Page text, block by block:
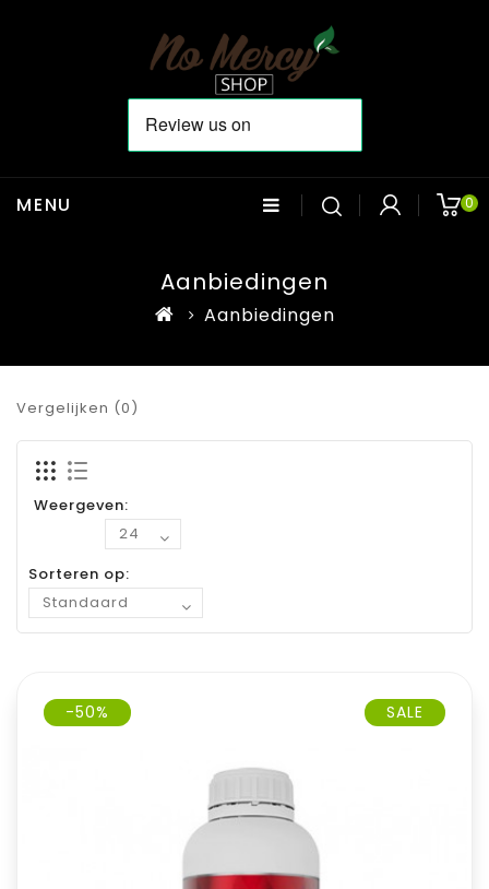
0
MENU
Aanbiedingen
Aanbiedingen
Vergelijken (0)
Weergeven:
Sorteren op:
SALE
-50%